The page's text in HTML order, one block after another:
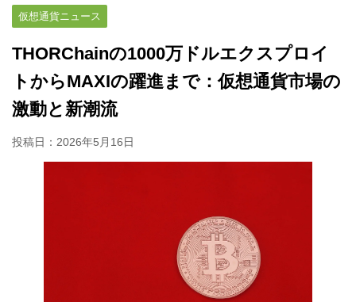
仮想通貨ニュース
THORChainの1000万ドルエクスプロイ
トからMAXIの躍進まで：仮想通貨市場の
激動と新潮流
投稿日： 2026年5月16日